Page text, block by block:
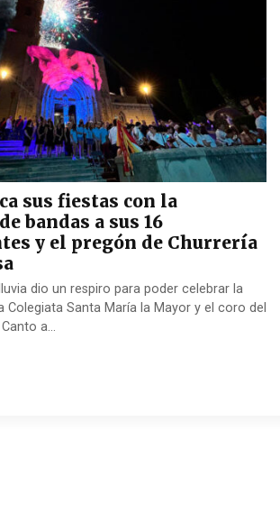
sus fiestas con la
bandas a sus 16
y el pregón de Churrería
lluvia dio un respiro para poder celebrar la
Colegiata Santa María la Mayor y el coro del
a...